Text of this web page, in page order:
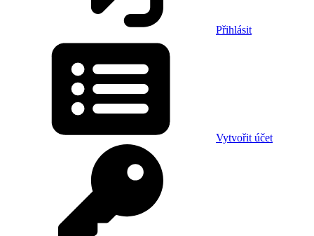
Přihlásit
Vytvořit účet